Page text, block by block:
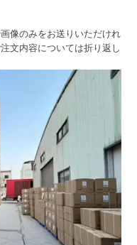
像のみをお送りいただけれ
文内容については折り返し